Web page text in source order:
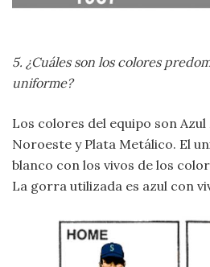
5. ¿Cuáles son los colores
uniforme?
Los colores del equipo son
Noroeste y Plata Metálico. El
blanco con los vivos de los
La gorra utilizada es azul con